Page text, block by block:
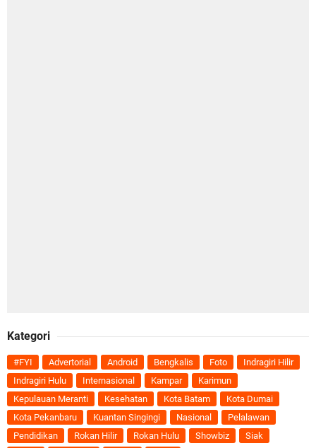
Kategori
#FYI Advertorial Android Bengkalis Foto
Indragiri Hilir
Indragiri Hulu
Internasional Kampar
Karimun
Kepulauan Meranti
Kesehatan Kota Batam
Kota Dumai
Kota Pekanbaru
Kuantan Singingi Nasional
Pelalawan
Pendidikan
Rokan Hilir Rokan Hulu Showbiz
Siak